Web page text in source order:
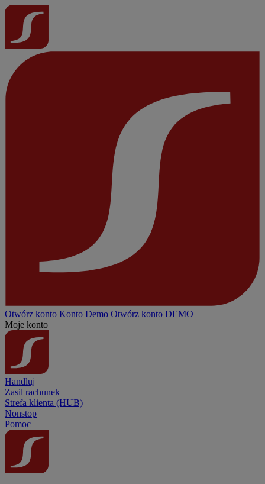
Otwórz konto Konto Demo Otwórz konto DEMO
Moje konto
Handluj
Zasil rachunek
Strefa klienta (HUB)
Nonstop
Pomoc